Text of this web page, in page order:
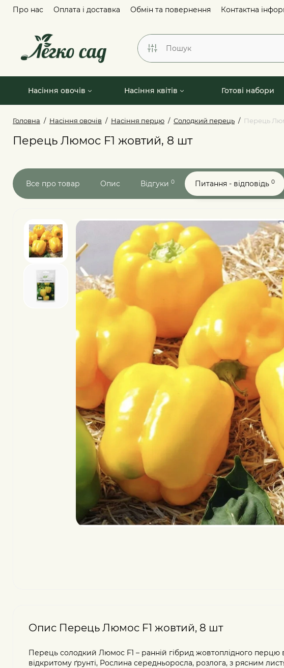
Про нас Оплата і доставка Обмін та повернення Контактна
Насіння овочів Насіння квітів Готові набори
Головна Насіння овочів Насіння перцю Солодкий перець Перець
Перець Люмос F1 жовтий, 8 шт
Все про товар Опис Відгуки 0 Питання - відповідь 0
Опис Перець Люмос F1 жовтий, 8 шт
Перець солодкий Люмос F1 – ранній гібрид жовтоплідного перцю
відкритому ґрунті, Рослина середньоросла, розлога, з рясним